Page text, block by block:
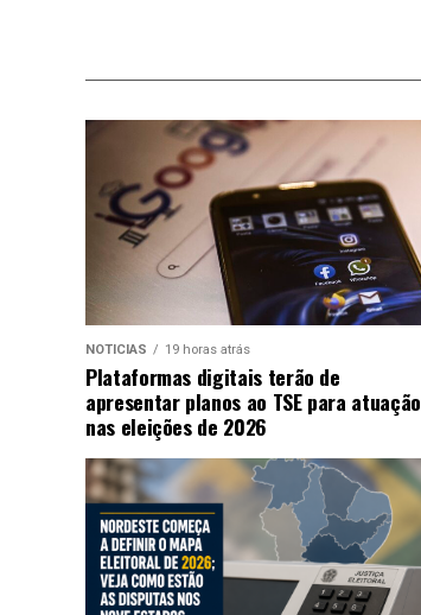
NOTICIAS 19 horas atrás
Plataformas digitais terão de
apresentar planos ao TSE para atuação
nas eleições de 2026